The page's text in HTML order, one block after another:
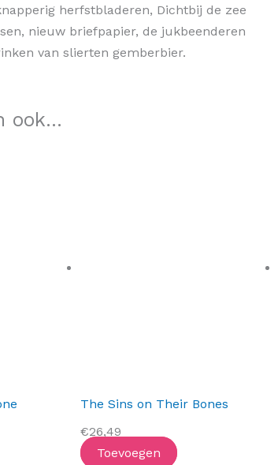
herfstbladeren, Dichtbij de zee
nieuw briefpapier, de jukbeenderen
van slierten gemberbier.
ook...
The Sins on Their Bones
€26,49
Toevoegen